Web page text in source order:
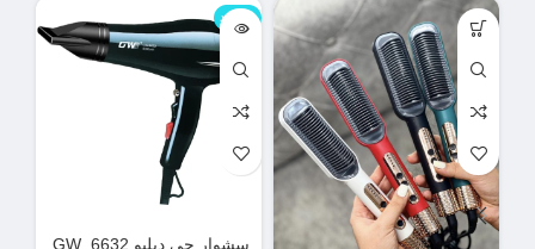
ناموجود
سشوار جی دبلیو GW_6632